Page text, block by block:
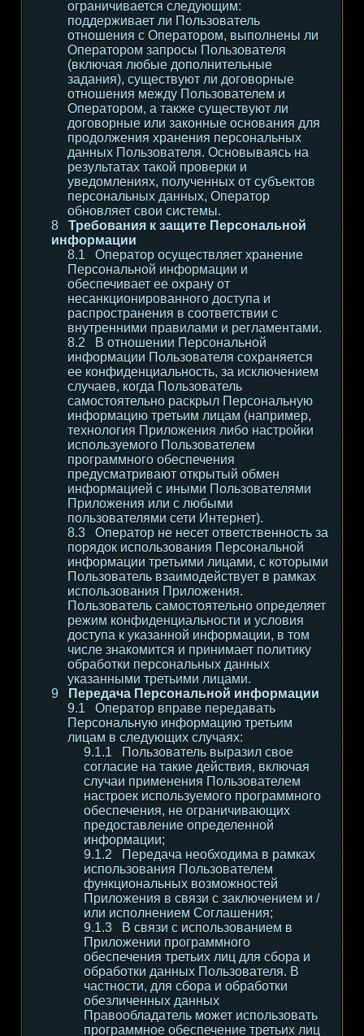
ограничивается следующим:
поддерживает ли Пользователь
отношения с Оператором, выполнены ли
Оператором запросы Пользователя
(включая любые дополнительные
задания), существуют ли договорные
отношения между Пользователем и
Оператором, а также существуют ли
договорные или законные основания для
продолжения хранения персональных
данных Пользователя. Основываясь на
результатах такой проверки и
уведомлениях, полученных от субъектов
персональных данных, Оператор
обновляет свои системы.
Требования к защите Персональной
информации
Оператор осуществляет хранение
Персональной информации и
обеспечивает ее охрану от
несанкционированного доступа и
распространения в соответствии с
внутренними правилами и регламентами.
В отношении Персональной
информации Пользователя сохраняется
ее конфиденциальность, за исключением
случаев, когда Пользователь
самостоятельно раскрыл Персональную
информацию третьим лицам (например,
технология Приложения либо настройки
используемого Пользователем
программного обеспечения
предусматривают открытый обмен
информацией с иными Пользователями
Приложения или с любыми
пользователями сети Интернет).
Оператор не несет ответственность за
порядок использования Персональной
информации третьими лицами, с которыми
Пользователь взаимодействует в рамках
использования Приложения.
Пользователь самостоятельно определяет
режим конфиденциальности и условия
доступа к указанной информации, в том
числе знакомится и принимает политику
обработки персональных данных
указанными третьими лицами.
Передача Персональной информации
Оператор вправе передавать
Персональную информацию третьим
лицам в следующих случаях:
Пользователь выразил свое
согласие на такие действия, включая
случаи применения Пользователем
настроек используемого программного
обеспечения, не ограничивающих
предоставление определенной
информации;
Передача необходима в рамках
использования Пользователем
функциональных возможностей
Приложения в связи с заключением и /
или исполнением Соглашения;
В связи с использованием в
Приложении программного
обеспечения третьих лиц для сбора и
обработки данных Пользователя. В
частности, для сбора и обработки
обезличенных данных
Правообладатель может использовать
программное обеспечение третьих лиц